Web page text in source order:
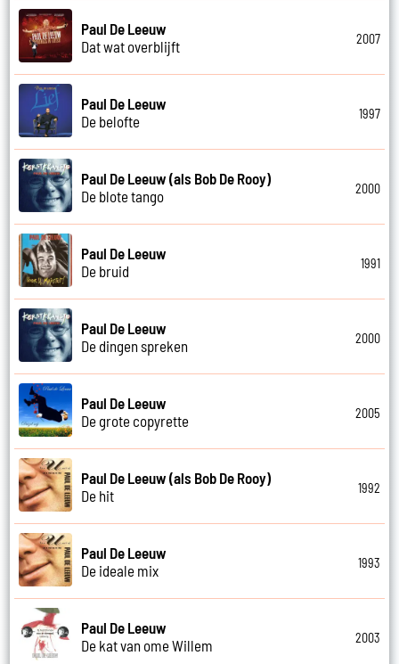
Paul De Leeuw
Dat wat overblijft
2007
Paul De Leeuw
De belofte
1997
Paul De Leeuw (als Bob De Rooy)
De blote tango
2000
Paul De Leeuw
De bruid
1991
Paul De Leeuw
De dingen spreken
2000
Paul De Leeuw
De grote copyrette
2005
Paul De Leeuw (als Bob De Rooy)
De hit
1992
Paul De Leeuw
De ideale mix
1993
Paul De Leeuw
De kat van ome Willem
2003